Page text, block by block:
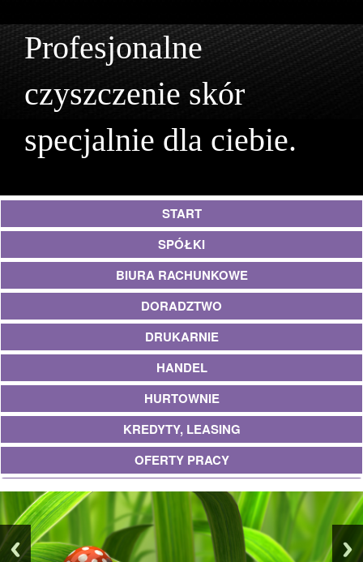
Profesjonalne
czyszczenie skór
specjalnie dla ciebie.
START
SPÓŁKI
BIURA RACHUNKOWE
DORADZTWO
DRUKARNIE
HANDEL
HURTOWNIE
KREDYTY, LEASING
OFERTY PRACY
UBEZPIECZENIA
EKOLOGIA
BANKI, PRZELEWY, WALUTY, KANTORY